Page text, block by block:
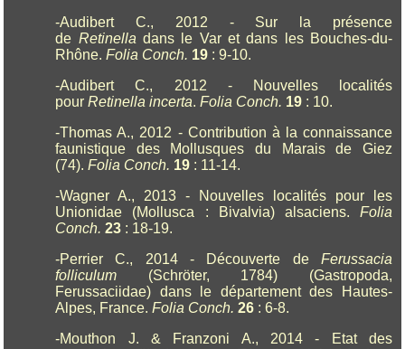
-Audibert C., 2012 - Sur la présence
de Retinella dans le Var et dans les Bouches-du-
Rhône.Folia Conch. 19 : 9-10.
-Audibert C., 2012 - Nouvelles localités
pourRetinella incerta.Folia Conch. 19 : 10.
-Thomas A., 2012 - Contribution à la connaissance
faunistique des Mollusques du Marais de Giez
(74).Folia Conch. 19 : 11-14.
-Wagner A., 2013 - Nouvelles localités pour les
Unionidae (Mollusca : Bivalvia) alsaciens. Folia
Conch. 23 : 18-19.
-Perrier C., 2014 - Découverte de Ferussacia
folliculum (Schröter, 1784) (Gastropoda,
Ferussaciidae) dans le département des Hautes-
Alpes, France.Folia Conch. 26 : 6-8.
-Mouthon J. & Franzoni A., 2014 - Etat des